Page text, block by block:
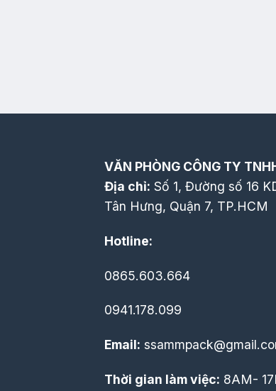
VĂN PHÒNG CÔNG TY
Địa chỉ: Số 1, Đường số 16
Tân Hưng, Quận 7, TP.HCM
Hotline:
0865.603.664
0941.178.099
Email:
Thời gian làm việc: 8AM-